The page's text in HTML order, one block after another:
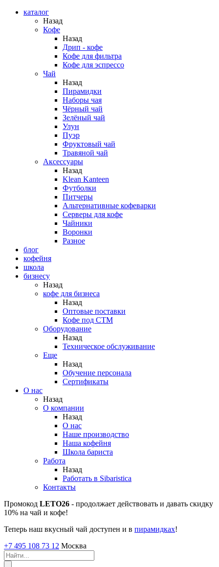
каталог
Назад
Кофе
Назад
Дрип - кофе
Кофе для фильтра
Кофе для эспрессо
Чай
Назад
Пирамидки
Наборы чая
Чёрный чай
Зелёный чай
Улун
Пуэр
Фруктовый чай
Травяной чай
Аксессуары
Назад
Klean Kanteen
Футболки
Питчеры
Альтернативные кофеварки
Серверы для кофе
Чайники
Воронки
Разное
блог
кофейня
школа
бизнесу
Назад
кофе для бизнеса
Назад
Оптовые поставки
Кофе под СТМ
Оборудование
Назад
Техническое обслуживание
Еще
Назад
Обучение персонала
Сертификаты
О нас
Назад
O компании
Назад
О нас
Наше производство
Наша кофейня
Школа бариста
Работа
Назад
Работать в Sibaristica
Контакты
Промокод LETO26 - продолжает действовать и давать скидку
10% на чай и кофе!
Теперь наш вкусный чай доступен и в пирамидках!
+7 495 108 73 12 Москва